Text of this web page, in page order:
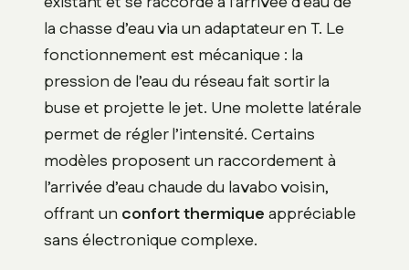
la chasse d’eau via un adaptateur en T. Le
fonctionnement est mécanique : la
pression de l’eau du réseau fait sortir la
buse et projette le jet. Une molette latérale
permet de régler l’intensité. Certains
modèles proposent un raccordement à
l’arrivée d’eau chaude du lavabo voisin,
offrant un confort thermiqueappréciable
sans électronique complexe.